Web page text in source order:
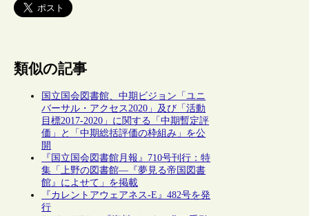
類似の記事
国立国会図書館、中期ビジョン「ユニ
バーサル・アクセス2020」及び「活動
目標2017-2020」に関する「中期暫定評
価」と「中期総括評価の枠組み」を公
開
『国立国会図書館月報』710号刊行：特
集「上野の図書館―『夢見る帝国図書
館』によせて」を掲載
『カレントアウェアネス-E』482号を発
行